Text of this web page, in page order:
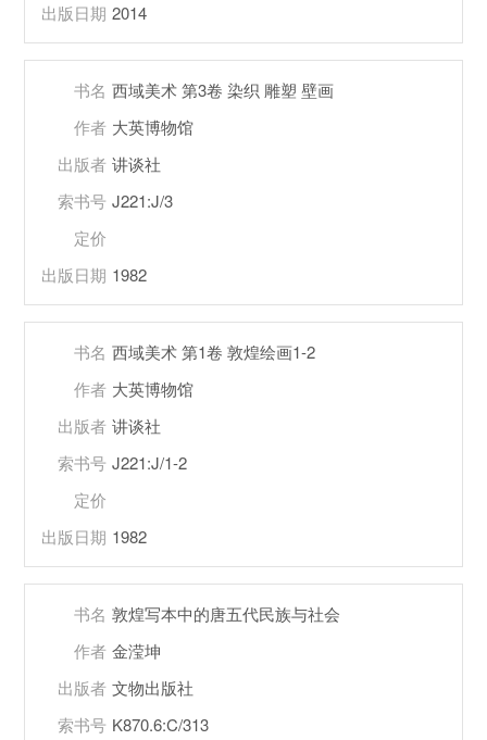
出版日期 2014
书名 西域美术 第3卷 染织 雕塑 壁画
作者 大英博物馆
出版者 讲谈社
索书号 J221:J/3
定价
出版日期 1982
书名 西域美术 第1卷 敦煌绘画1-2
作者 大英博物馆
出版者 讲谈社
索书号 J221:J/1-2
定价
出版日期 1982
书名 敦煌写本中的唐五代民族与社会
作者 金滢坤
出版者 文物出版社
索书号 K870.6:C/313